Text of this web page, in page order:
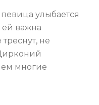
улыбается
важна
не
многие